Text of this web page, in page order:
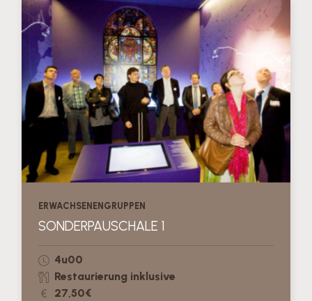
ERWACHSENENGRUPPEN
SONDERPAUSCHALE 1
4u00
Restaurierung inklusive
27,50€